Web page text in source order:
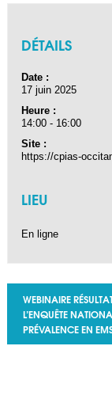
DÉTAILS
Date :
17 juin 2025
Heure :
14:00 - 16:00
Site :
https://cpias-
LIEU
En ligne
WEBINAIRE
L’ENQUÊTE
PRÉVALENCE EN